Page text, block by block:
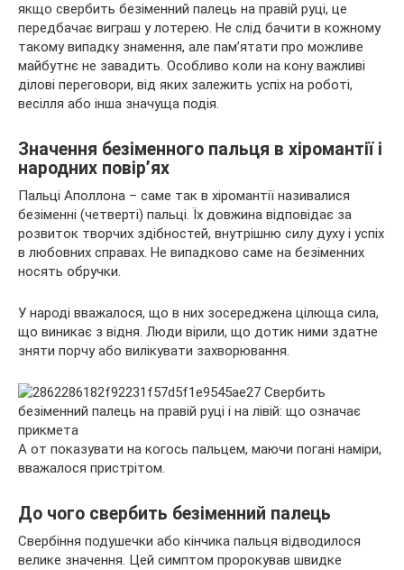
якщо свербить безіменний палець на правій руці, це
передбачає виграш у лотерею. Не слід бачити в кожному
такому випадку знамення, але пам’ятати про можливе
майбутнє не завадить. Особливо коли на кону важливі
ділові переговори, від яких залежить успіх на роботі,
весілля або інша значуща подія.
Значення безіменного пальця в хіромантії і
народних повір’ях
Пальці Аполлона – саме так в хіромантії називалися
безіменні (четверті) пальці. Їх довжина відповідає за
розвиток творчих здібностей, внутрішню силу духу і успіх
в любовних справах. Не випадково саме на безіменних
носять обручки.
У народі вважалося, що в них зосереджена цілюща сила,
що виникає з відня. Люди вірили, що дотик ними здатне
зняти порчу або вилікувати захворювання.
А от показувати на когось пальцем, маючи погані наміри,
вважалося пристрітом.
До чого свербить безіменний палець
Свербіння подушечки або кінчика пальця відводилося
велике значення. Цей симптом пророкував швидке